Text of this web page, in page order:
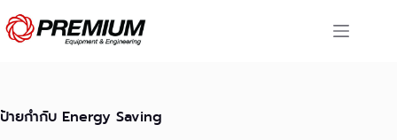
Skip
to
content
ป้ายกำกับ Energy Saving